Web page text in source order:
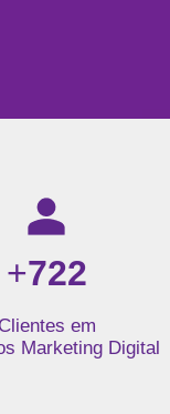
digital: mais
+722
Clientes em
Marketing Digital